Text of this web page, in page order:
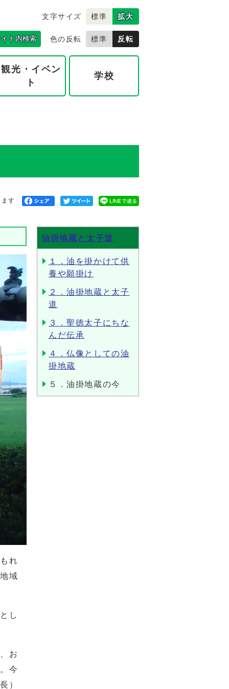
文字サイズ 標準 拡大
ト内検索 色の反転 標準 反転
観光・イベン
ト
学校
す
れ
域
し
お
今
）
油掛地蔵と太子道
１．油を掛かけて供
養や願掛け
２．油掛地蔵と太子
道
３．聖徳太子にちな
んだ伝承
４．仏像としての油
掛地蔵
５．油掛地蔵の今